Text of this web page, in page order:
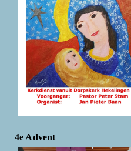
4e Advent